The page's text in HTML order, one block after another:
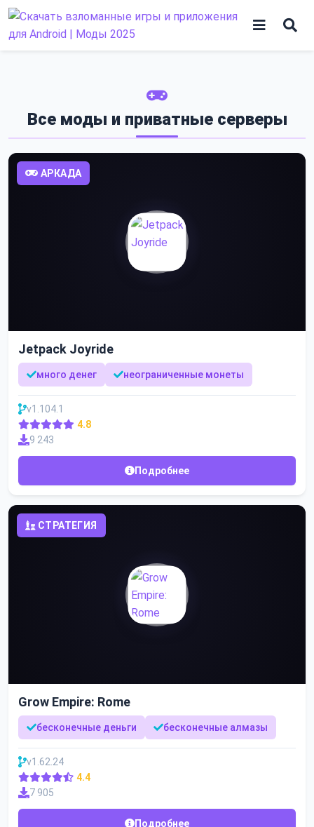
Skip
content
Все моды и приватные серверы
АРКАДА
Jetpack Joyride
много денег неограниченные монеты
v1.104.1
4.8
9 243
Подробнее
СТРАТЕГИЯ
Grow Empire: Rome
бесконечные деньги бесконечные алмазы
v1.62.24
4.4
7 905
Подробнее